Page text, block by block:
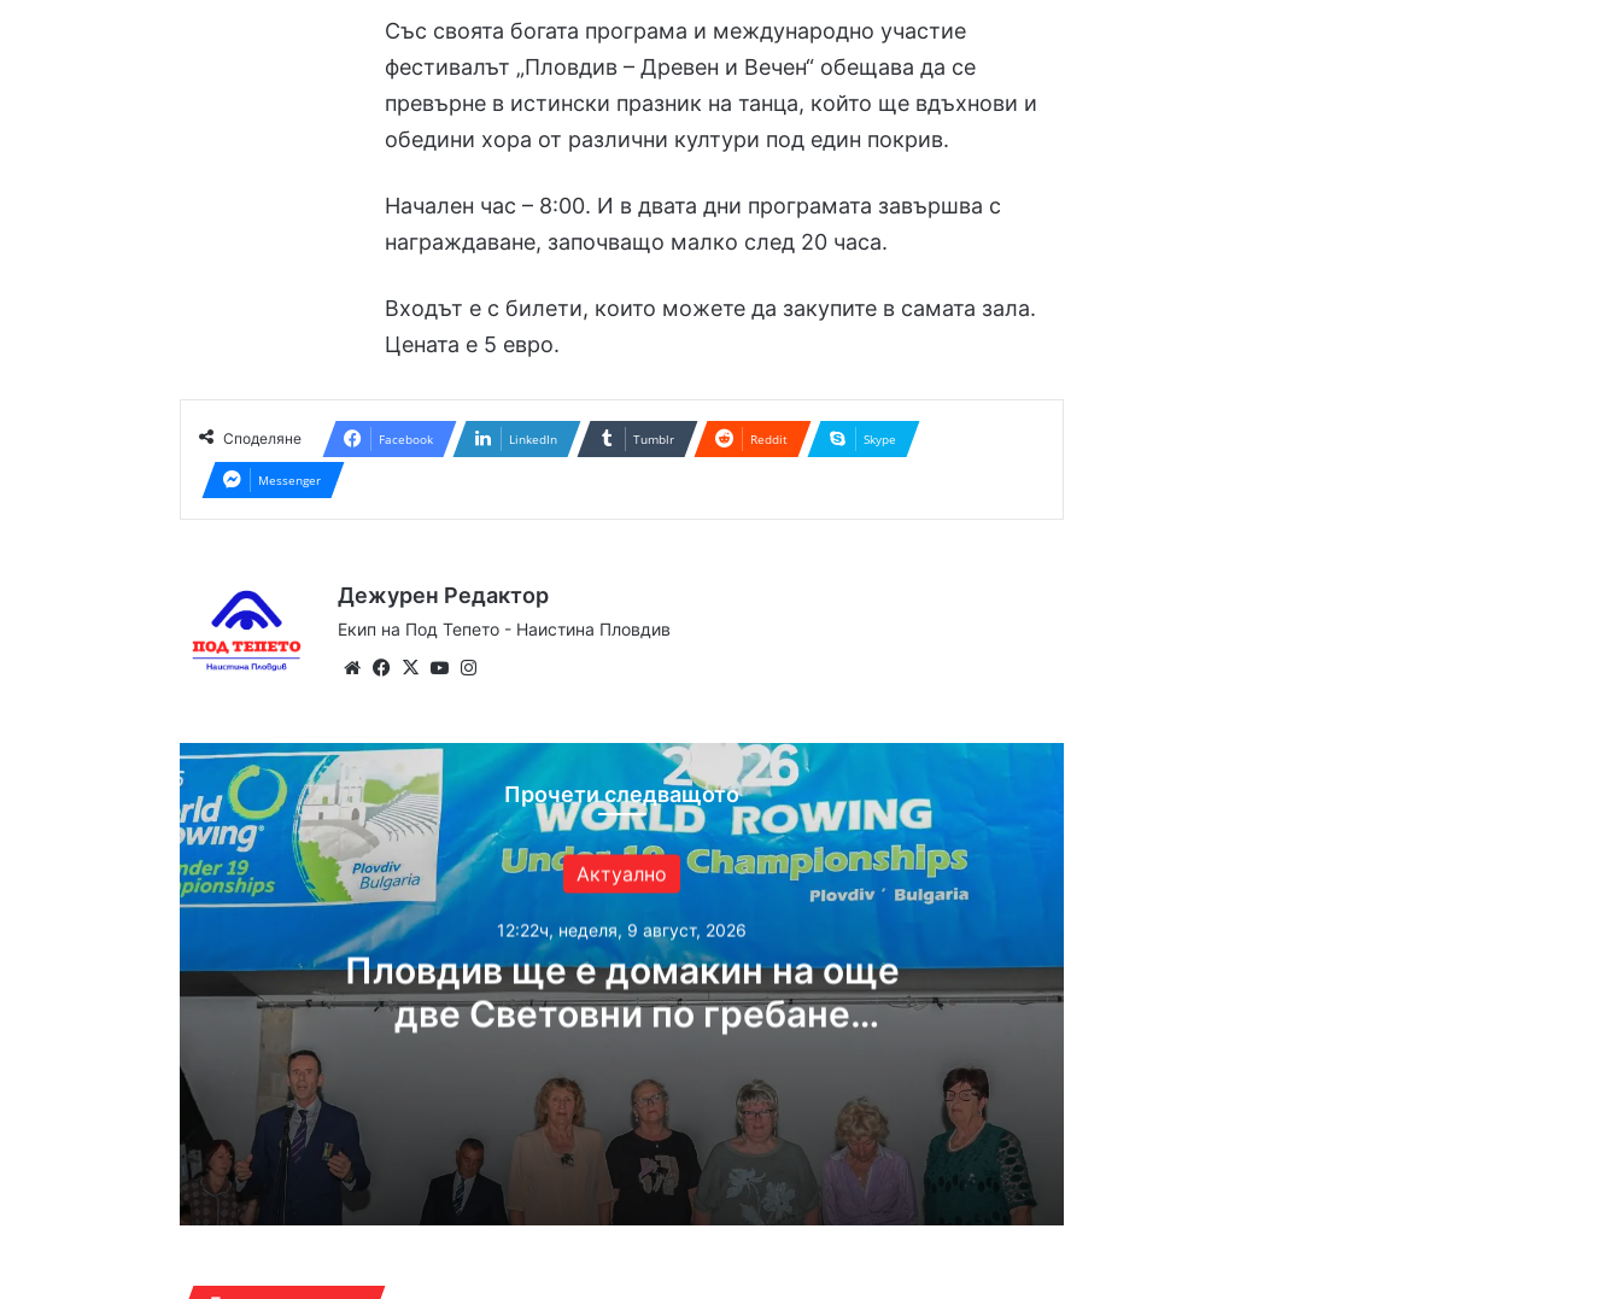
Със своята богата програма и международно участие
фестивалът „Пловдив – Древен и Вечен“ обещава да се
превърне в истински празник на танца, който ще вдъхнови и
обедини хора от различни култури под един покрив.
Начален час – 8:00. И в двата дни програмата завършва с
награждаване, започващо малко след 20 часа.
Входът е с билети, които можете да закупите в самата зала.
Цената е 5 евро.
Споделяне Facebook LinkedIn Tumblr Reddit Skype
Messenger
Дежурен Редактор
Екип на Под Тепето - Наистина Пловдив
WebsiteFacebook
X YouTube
Прочети следващото
Актуално
12:22ч, неделя, 9 август, 2026
Пловдив ще е домакин на още
две Световни по гребане
12:22ч, неделя, 9 август, 2026
17:07ч, събота, 8 август, 2026